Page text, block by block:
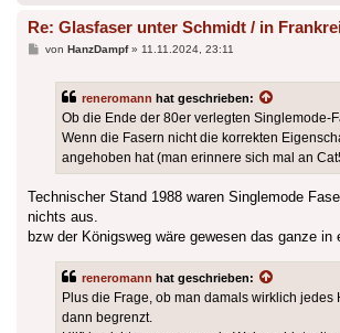
Re: Glasfaser unter Schmidt / in
Beitrag
von HanzDampf» 11.11.2024, 23:11
reneromann hat geschrieben:
Ob die Ende der 80er verlegten Singlemode-
Wenn die Fasern nicht die korrekten
angehoben hat (man erinnere sich mal an
Technischer Stand 1988 waren Singlemode
nichts aus.
bzw der Königsweg wäre gewesen das ganze
reneromann hat geschrieben:
Plus die Frage, ob man damals wirklich
dann begrenzt.